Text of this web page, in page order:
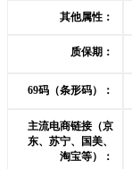
其他属性：
质保期：
69码（条形码）：
主流电商链接（京
东、苏宁、国美、
淘宝等）：